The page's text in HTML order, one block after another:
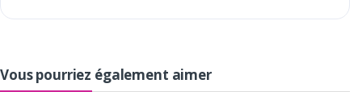
Vous pourriez également aimer